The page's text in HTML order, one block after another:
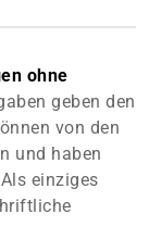
ohne
geben den
von den
und haben
einziges